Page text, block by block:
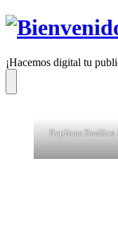
Saltar
¡Hacemos digital tu
Menú
Replicas Basílica